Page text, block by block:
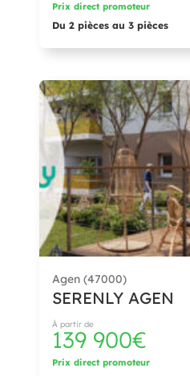
Prix direct promoteur
Du 2 pièces au 3 pièces
Agen (47000)
SERENLY AGEN
À partir de
139 900€
Prix direct promoteur